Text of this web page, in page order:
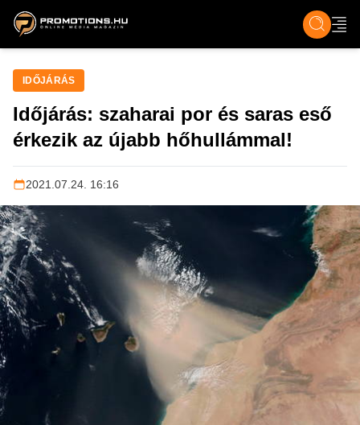
ZENE, FILM & KULT ÉLET TECH &
IDŐJÁRÁS
Időjárás: szaharai por és saras eső
érkezik az újabb hőhullámmal!
2021.07.24. 16:16